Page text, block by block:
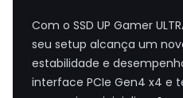
Com o SSD UP Gamer
seu setup alcança um
estabilidade e
interface PCIe Gen4 x4 e